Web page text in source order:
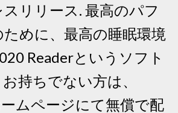
リリース. 最高のパフ
めに、最高の睡眠環境
Readerというソフト
持ちでない方は、
ムページにて無償で配